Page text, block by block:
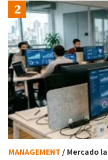
MANAGEMENT / Mercado